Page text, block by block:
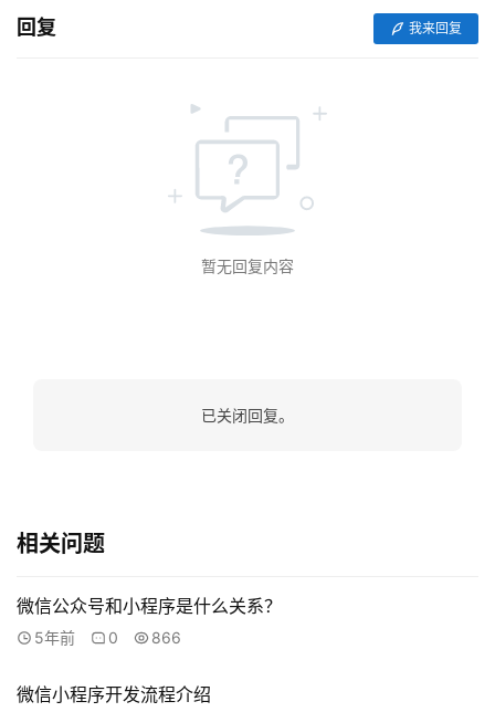
I
/
a
l
e
r
i
回复 我来回复
暂无回复内容
已关闭回复。
相关问题
微信公众号和小程序是什么关系？
5年前 0 866
微信小程序开发流程介绍